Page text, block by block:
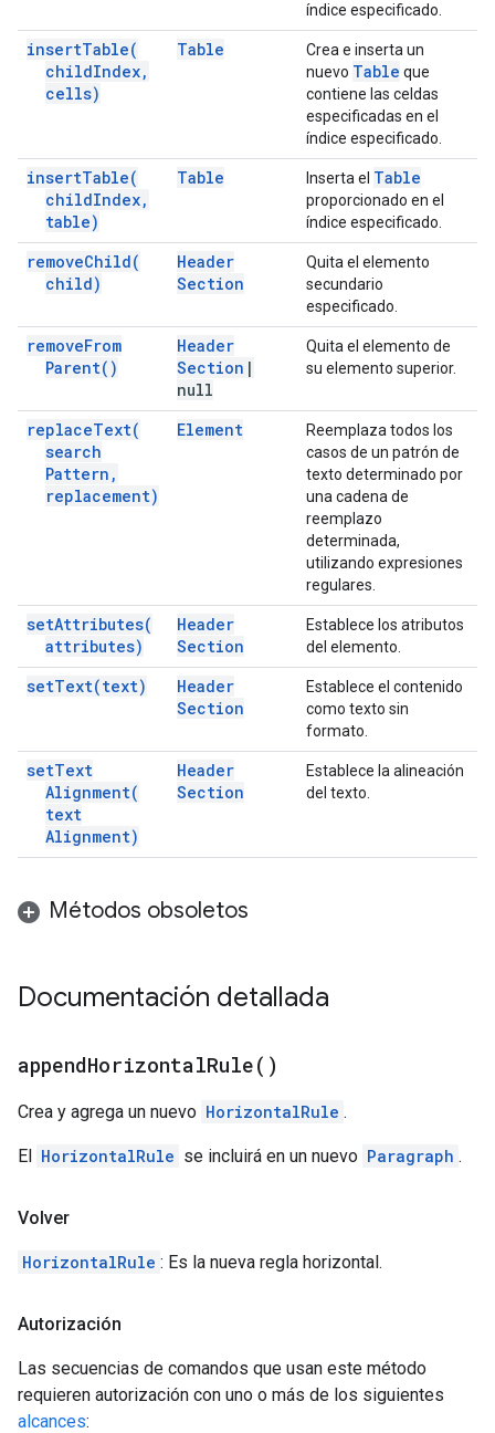
índice especificado.
insertTable(
childIndex,
cells)
Table
Crea e inserta un
nuevo Table que
contiene las celdas
especificadas en el
índice especificado.
insertTable(
childIndex,
table)
Table Inserta el Table
proporcionado en el
índice especificado.
removeChild(
child)
Header
Section
Quita el elemento
secundario
especificado.
removeFrom
Parent( )
Header
Section |
null
Quita el elemento de
su elemento superior.
replaceText(
search
Pattern ,
replacement)
Element
Reemplaza todos los
casos de un patrón de
texto determinado por
una cadena de
reemplazo
determinada,
utilizando expresiones
regulares.
setAttributes(
attributes)
Header
Section
Establece los atributos
del elemento.
setText(text)
Header
Section
Establece el contenido
como texto sin
formato.
setText
Alignment(
text
Alignment)
Header
Section
Establece la alineación
del texto.
Métodos obsoletos
Documentación detallada
appendHorizontalRule( )
Crea y agrega un nuevo HorizontalRule .
El HorizontalRule se incluirá en un nuevo Paragraph .
Volver
HorizontalRule : Es la nueva regla horizontal.
Autorización
Las secuencias de comandos que usan este método
requieren autorización con uno o más de los siguientes
alcances: